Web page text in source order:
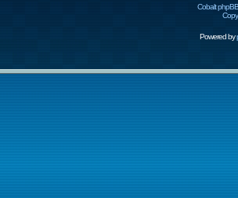
Cobalt
Powered by